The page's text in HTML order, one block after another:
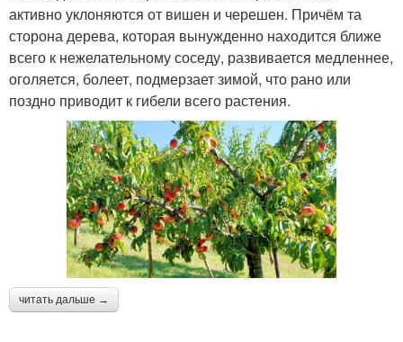
активно уклоняются от вишен и черешен. Причём та
сторона дерева, которая вынужденно находится ближе
всего к нежелательному соседу, развивается медленнее,
оголяется, болеет, подмерзает зимой, что рано или
поздно приводит к гибели всего растения.
читать дальше →